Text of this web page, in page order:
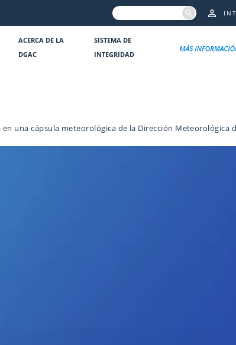
ACERCA DE LA
DGAC
SISTEMA DE
INTEGRIDAD
una cápsula meteorológica de la Dirección Meteorológica